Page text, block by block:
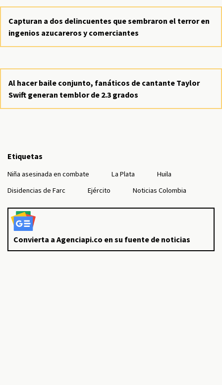
Capturan a dos delincuentes que sembraron el terror en
ingenios azucareros y comerciantes
Al hacer baile conjunto, fanáticos de cantante Taylor
Swift generan temblor de 2.3 grados
Etiquetas
Niña asesinada en combate La Plata
Huila
Disidencias de Farc
Ejército Noticias Colombia
Convierta a Agenciapi.co en su fuente de noticias